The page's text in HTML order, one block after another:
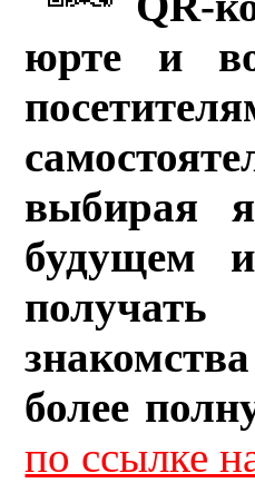
юрте и
выбирая
будущем
более
по ссылке